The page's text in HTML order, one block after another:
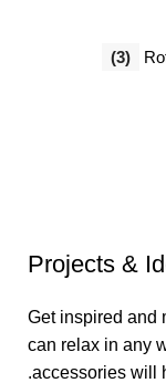
(3)
Projects &
Get inspired and
can relax in any
accessories will